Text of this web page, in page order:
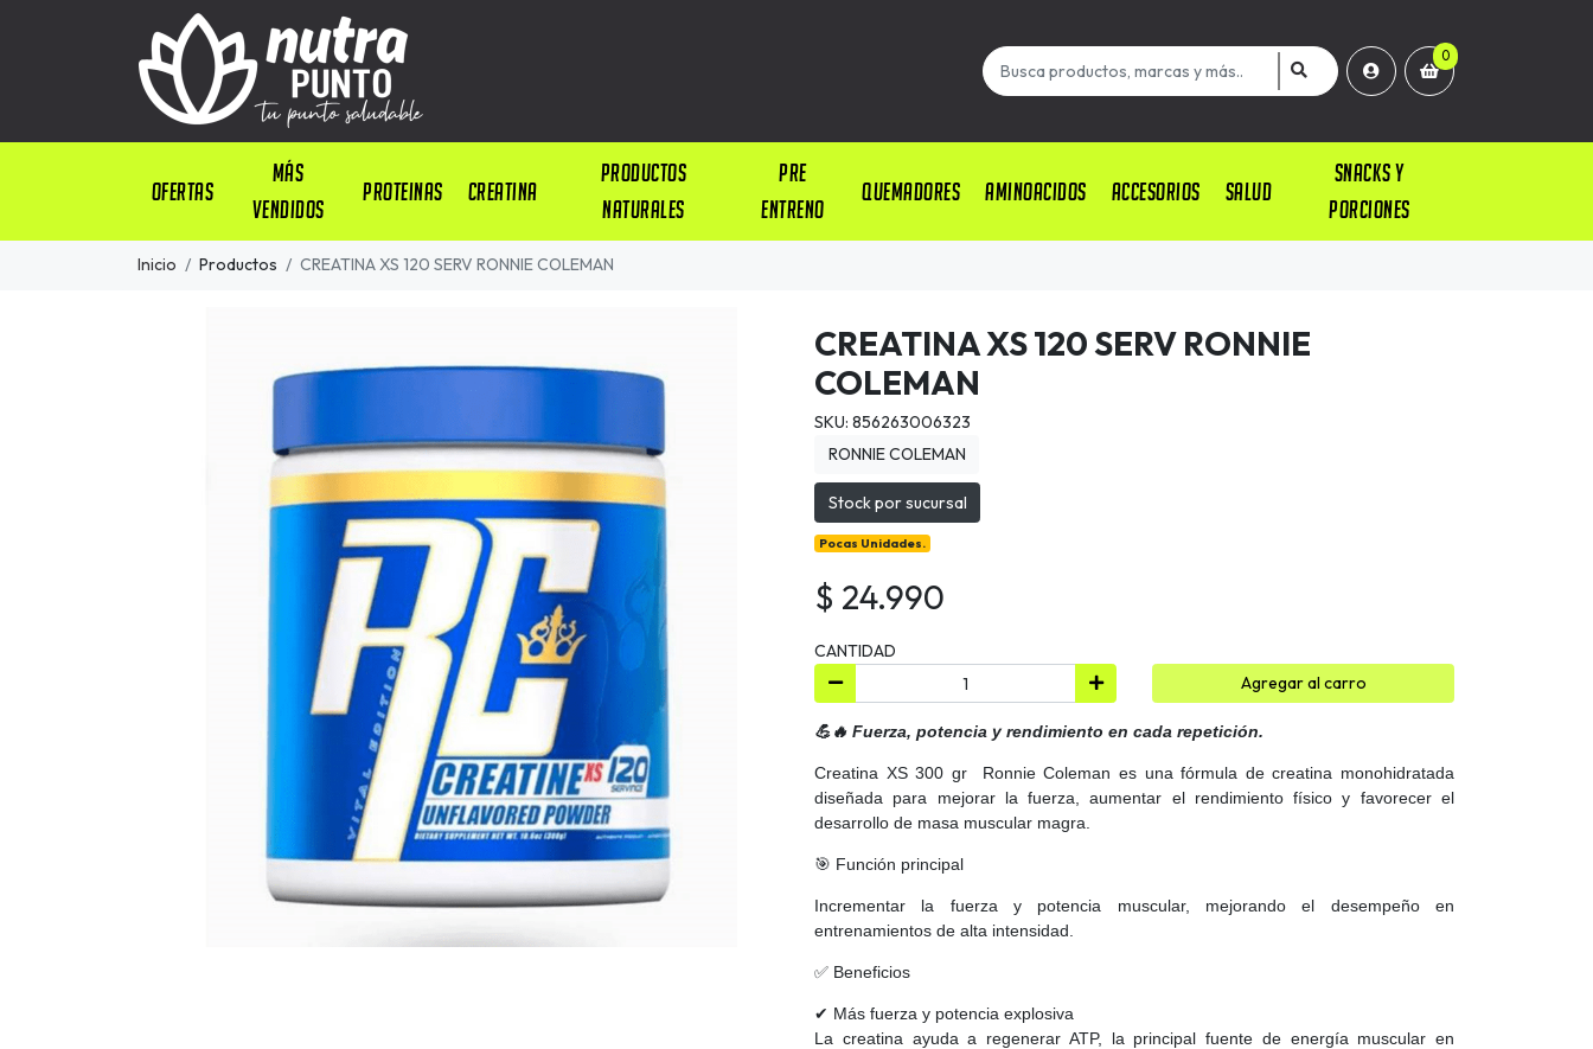
0
OFERTAS
Más
Vendidos
PROTEINAS CREATINA
PRODUCTOS
NATURALES
PRE
ENTRENO
QUEMADORES AMINOACIDOS ACCESORIOS SALUD
SNACKS Y
PORCIONES
Inicio Productos CREATINA XS 120 SERV RONNIE COLEMAN
CREATINA XS 120 SERV RONNIE
COLEMAN
SKU: 856263006323
RONNIE COLEMAN
Stock por sucursal
Pocas Unidades.
$ 24.990
CANTIDAD
Agregar al carro
💪🔥 Fuerza, potencia y rendimiento en cada repetición.
Creatina XS 300 gr Ronnie Coleman es una fórmula de creatina monohidratada
diseñada para mejorar la fuerza, aumentar el rendimiento físico y favorecer el
desarrollo de masa muscular magra.
🎯 Función principal
Incrementar la fuerza y potencia muscular, mejorando el desempeño en
entrenamientos de alta intensidad.
✅ Beneficios
✔ Más fuerza y potencia explosiva
La creatina ayuda a regenerar ATP, la principal fuente de energía muscular en